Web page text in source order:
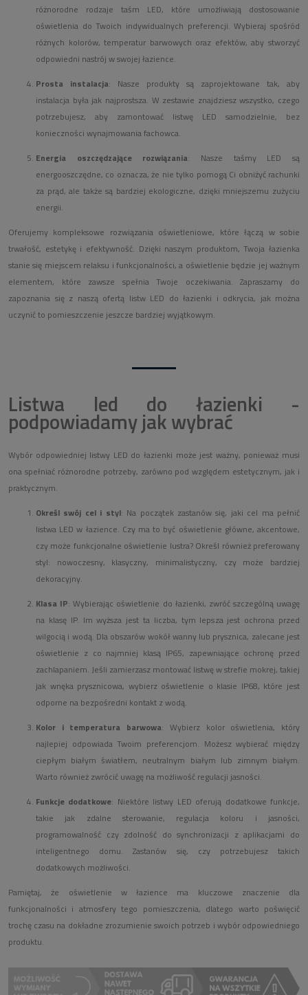
różnorodne rodzaje taśm LED, które umożliwiają dostosowanie
oświetlenia do Twoich indywidualnych preferencji. Wybieraj spośród
różnych kolorów, temperatur barwowych oraz efektów, aby stworzyć
odpowiedni nastrój w swojej łazience.
Prosta instalacja: Nasze produkty są zaprojektowane tak, aby
instalacja była jak najprostsza. W zestawie znajdziesz wszystko, czego
potrzebujesz, aby zamontować listwę LED samodzielnie, bez
konieczności wynajmowania fachowca.
Energia oszczędzające rozwiązania: Nasze taśmy LED są
energooszczędne, co oznacza, że nie tylko pomogą Ci obniżyć rachunki
za prąd, ale także są bardziej ekologiczne, dzięki mniejszemu zużyciu
energii.
Oferujemy kompleksowe rozwiązania oświetleniowe, które łączą w sobie
trwałość, estetykę i efektywność. Dzięki naszym produktom, Twoja łazienka
stanie się miejscem relaksu i funkcjonalności, a oświetlenie będzie jej ważnym
elementem, które zawsze spełnia Twoje oczekiwania. Zapraszamy do
zapoznania się z naszą ofertą listw LED do łazienki i odkrycia, jak można
uczynić to pomieszczenie jeszcze bardziej wyjątkowym.
Listwa led do łazienki -
podpowiadamy jak wybrać
Wybór odpowiedniej listwy LED do łazienki może jest ważny, ponieważ musi
ona spełniać różnorodne potrzeby, zarówno pod względem estetycznym, jak i
praktycznym.
Określ swój cel i styl: Na początek zastanów się, jaki cel ma pełnić
listwa LED w łazience. Czy ma to być oświetlenie główne, akcentowe,
czy może funkcjonalne oświetlenie lustra? Określ również preferowany
styl: nowoczesny, klasyczny, minimalistyczny, czy może bardziej
dekoracyjny.
Klasa IP: Wybierając oświetlenie do łazienki, zwróć szczególną uwagę
na klasę IP. Im wyższa jest ta liczba, tym lepsza jest ochrona przed
wilgocią i wodą. Dla obszarów wokół wanny lub prysznica, zalecane jest
oświetlenie z co najmniej klasą IP65, zapewniające ochronę przed
zachlapaniem. Jeśli zamierzasz montować listwę w strefie mokrej, takiej
jak wnęka prysznicowa, wybierz oświetlenie o klasie IP68, które jest
odporne na bezpośredni kontakt z wodą.
Kolor i temperatura barwowa: Wybierz kolor oświetlenia, który
najlepiej odpowiada Twoim preferencjom. Możesz wybierać między
ciepłym białym światłem, neutralnym białym lub zimnym białym.
Warto również zwrócić uwagę na możliwość regulacji jasności.
Funkcje dodatkowe: Niektóre listwy LED oferują dodatkowe funkcje,
takie jak zdalne sterowanie, regulacja koloru i jasności,
programowalność czy zdolność do synchronizacji z aplikacjami do
inteligentnego domu. Zastanów się, czy potrzebujesz takich
dodatkowych możliwości.
Pamiętaj, że oświetlenie w łazience ma kluczowe znaczenie dla
funkcjonalności i atmosfery tego pomieszczenia, dlatego warto poświęcić
trochę czasu na dokładne zrozumienie swoich potrzeb i wybór odpowiedniego
produktu.